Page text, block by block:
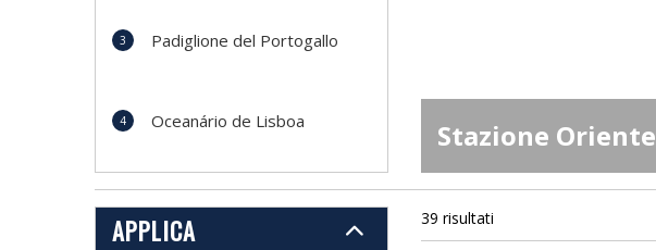
Padiglione del Portogallo
Oceanário de Lisboa Stazione Oriente
APPLICA 39 risultati